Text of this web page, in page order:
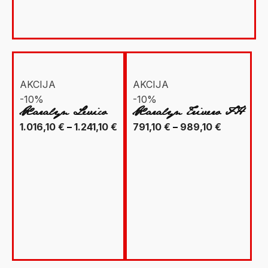
AKCIJA
-10%
Xaralyn Levico
1.016,10 € – 1.241,10 € Raspon
AKCIJA
-10%
Xaralyn Trivero FH
791,10 € – 989,10 €